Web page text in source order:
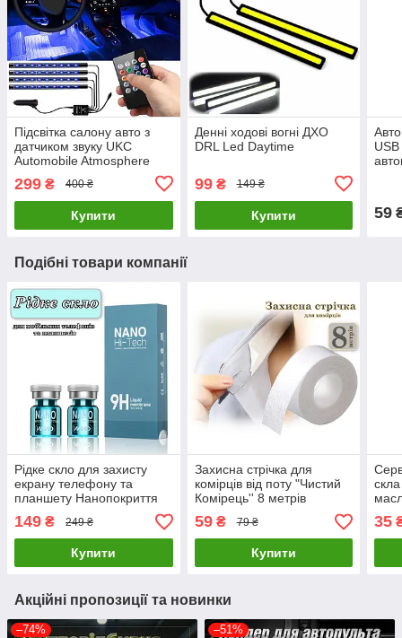
Підсвітка салону авто з
датчиком звуку UKC
Automobile Atmosphere
299 ₴ 400 ₴
Купити
Денні ходові вогні ДХО
DRL Led Daytime
99₴ 149 ₴
Купити 59
Подібні товари компанії
Рідке скло для захисту
екрану телефону та
планшету Нанопокриття
9H Nano Liquid Screen
Protector (2 штуки)
149 ₴ 249 ₴
Купити
Захисна стрічка для
комірців від поту "Чистий
Комірець'' 8 метрів
59₴ 79 ₴
Купити
35
Акційні пропозиції та новинки
–74% –51%